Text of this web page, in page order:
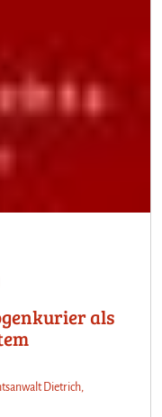
als
Dietrich,